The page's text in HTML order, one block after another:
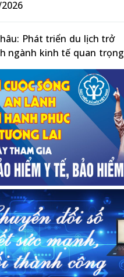
Phát triển du lịch trở
ngành kinh tế quan trọng